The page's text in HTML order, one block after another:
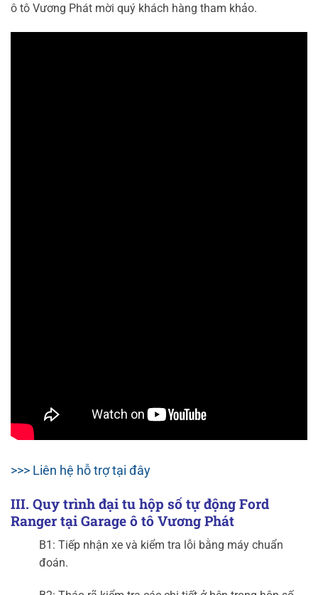
ô tô Vương Phát mời quý khách hàng tham khảo.
>>> Liên hệ hỗ trợ tại đây
III. Quy trình đại tu hộp số tự động Ford
Ranger tại Garage ô tô Vương Phát
B1: Tiếp nhận xe và kiểm tra lỗi bằng máy chuẩn
đoán.